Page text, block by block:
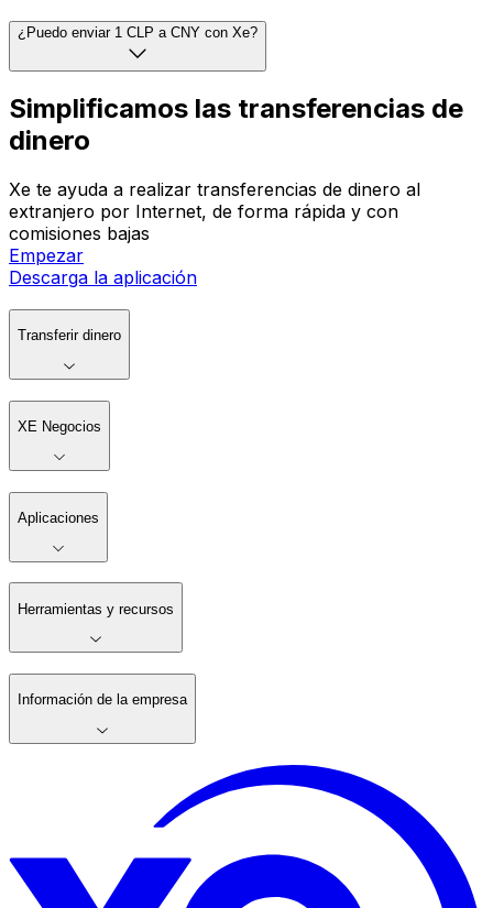
¿Puedo enviar 1 CLP a CNY con Xe?
Simplificamos las transferencias de
dinero
Xe te ayuda a realizar transferencias de dinero al
extranjero por Internet, de forma rápida y con
comisiones bajas
Empezar
Descarga la aplicación
Transferir dinero
XE Negocios
Aplicaciones
Herramientas y recursos
Información de la empresa